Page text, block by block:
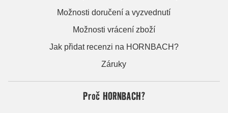
Možnosti doručení a vyzvednutí
Možnosti vrácení zboží
Jak přidat recenzi na HORNBACH?
Záruky
Proč HORNBACH?